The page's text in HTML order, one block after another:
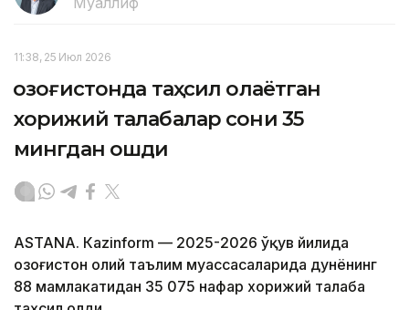
11:38, 25 Июл 2026
Қозоғистонда таҳсил олаётган
хорижий талабалар сони 35
мингдан ошди
ASTANА. Кazinform — 2025-2026 ўқув йилида
Қозоғистон олий таълим муассасаларида дунёнинг
88 мамлакатидан 35 075 нафар хорижий талаба